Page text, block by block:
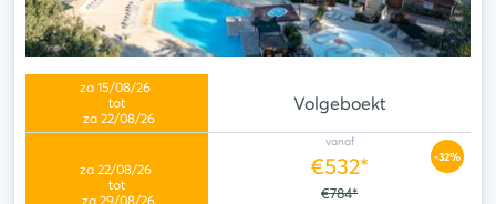
Volgeboekt
-32%
vanaf
€532*
€784*